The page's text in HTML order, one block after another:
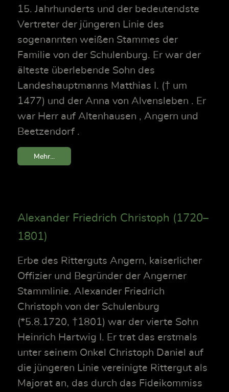
15. Jahrhunderts und der bedeutendste
Vertreter der jüngeren Linie des
sogenannten weißen Stammes der
Familie von der Schulenburg. Er war der
älteste überlebende Sohn des
Landeshauptmanns Matthias I. († um
1477) und der Anna von Alvensleben . Er
war Herr auf Altenhausen , Angern und
Beetzendorf .
Mehr...
Alexander Friedrich Christoph (1720–
1801)
Erbe des Ritterguts Angern, kaiserlicher
Offizier und Begründer der Angerner
Stammlinie. Alexander Friedrich
Christoph von der Schulenburg
(*5.8.1720, †1801) war der vierte Sohn
Heinrich Hartwig I. Er trat das erstmals
unter seinem Onkel Christoph Daniel auf
die jüngeren Linie vereinigte Rittergut als
Majorat an, das durch das Fideikommiss